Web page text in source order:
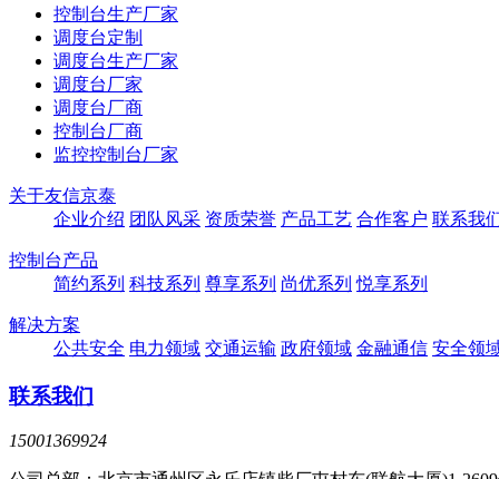
控制台生产厂家
调度台定制
调度台生产厂家
调度台厂家
调度台厂商
控制台厂商
监控控制台厂家
关于友信京泰
企业介绍 团队风采 资质荣誉 产品工艺 合作客户 联系我
控制台产品
简约系列 科技系列 尊享系列 尚优系列 悦享系列
解决方案
公共安全 电力领域 交通运输 政府领域 金融通信 安全领
联系我们
15001369924